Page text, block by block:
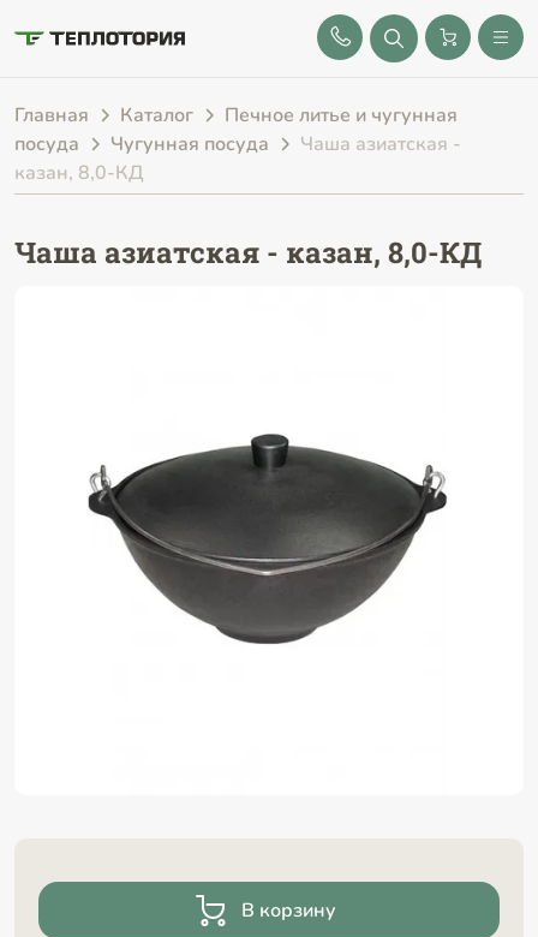
8 (843) 212-25-32
Главная Каталог
Печное литье и чугунная
посуда
Чугунная посуда
Чаша азиатская -
казан, 8,0-КД
Чаша азиатская - казан, 8,0-КД
В корзину